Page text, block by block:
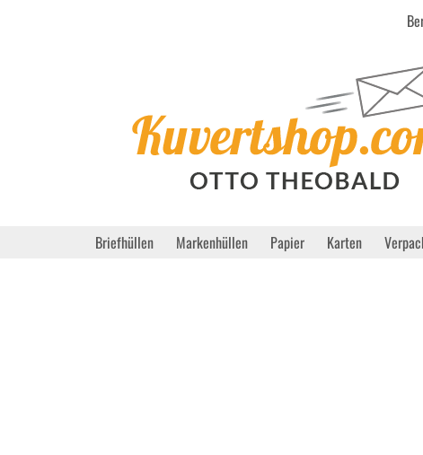
Briefhüllen Markenhüllen Papier Karten